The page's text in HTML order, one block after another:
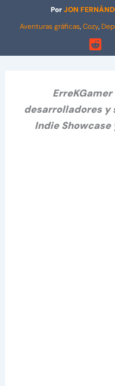
PorJON
Aventuras gráficas,Cozy,
desarrolladores y
Indie Showcase